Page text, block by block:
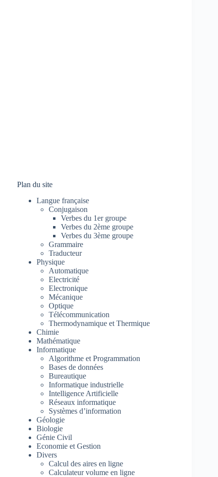
Plan du site
Langue française
Conjugaison
Verbes du 1er groupe
Verbes du 2ème groupe
Verbes du 3ème groupe
Grammaire
Traducteur
Physique
Automatique
Electricité
Electronique
Mécanique
Optique
Télécommunication
Thermodynamique et Thermique
Chimie
Mathématique
Informatique
Algorithme et Programmation
Bases de données
Bureautique
Informatique industrielle
Intelligence Artificielle
Réseaux informatique
Systèmes d’information
Géologie
Biologie
Génie Civil
Economie et Gestion
Divers
Calcul des aires en ligne
Calculateur volume en ligne